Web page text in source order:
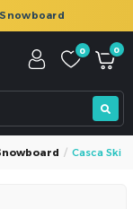
0 0
Casca Ski